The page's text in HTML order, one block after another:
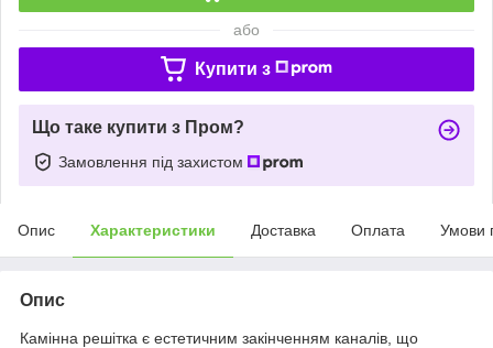
або
Купити з
Що таке купити з Пром?
Замовлення під захистом
Опис Характеристики Доставка Оплата Умови
Опис
Камінна решітка є естетичним закінченням каналів, що